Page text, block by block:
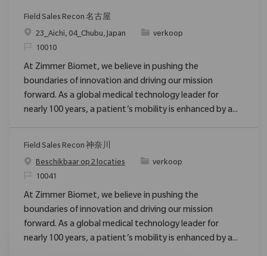
Field Sales Recon 名古屋
Plaats23_Aichi, 04_Chubu, Japan Categorie
verkoop
Verzoek
10010
At Zimmer Biomet, we believe in pushing the
boundaries of innovation and driving our mission
forward. As a global medical technology leader for
nearly 100 years, a patient’s mobility is enhanced by a...
Field Sales Recon 神奈川
Beschikbaar op 2 locaties
Categorie
verkoop
Verzoek
10041
At Zimmer Biomet, we believe in pushing the
boundaries of innovation and driving our mission
forward. As a global medical technology leader for
nearly 100 years, a patient’s mobility is enhanced by a...